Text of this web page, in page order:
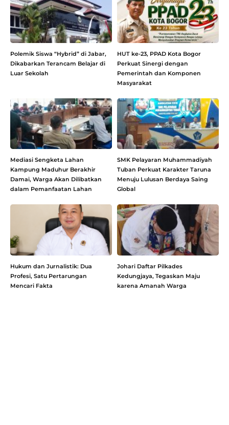
Polemik Siswa “Hybrid” di Jabar,
Dikabarkan Terancam Belajar di
Luar Sekolah
HUT ke-23, PPAD Kota Bogor
Perkuat Sinergi dengan
Pemerintah dan Komponen
Masyarakat
Mediasi Sengketa Lahan
Kampung Maduhur Berakhir
Damai, Warga Akan Dilibatkan
dalam Pemanfaatan Lahan
SMK Pelayaran Muhammadiyah
Tuban Perkuat Karakter Taruna
Menuju Lulusan Berdaya Saing
Global
Hukum dan Jurnalistik: Dua
Profesi, Satu Pertarungan
Mencari Fakta
Johari Daftar Pilkades
Kedungjaya, Tegaskan Maju
karena Amanah Warga